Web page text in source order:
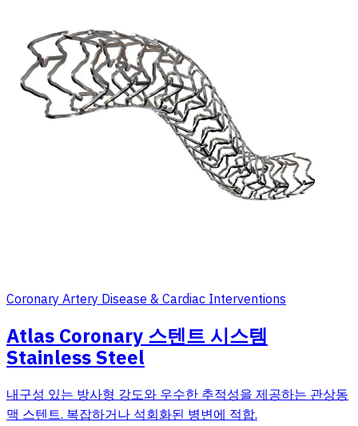
Coronary Artery Disease & Cardiac Interventions
Atlas Coronary 스텐트 시스템
Stainless Steel
내구성 있는 방사형 강도와 우수한 추적성을 제공하는 관상동
맥 스텐트. 복잡하거나 석회화된 병변에 적합.